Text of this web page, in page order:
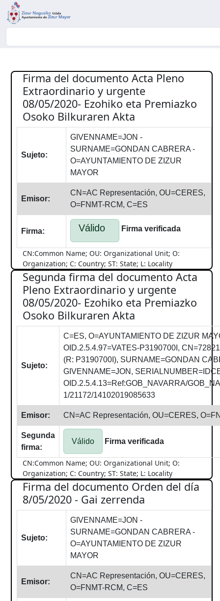
Buscador
Firma del documento Acta Pleno
Extraordinario y urgente
08/05/2020- Ezohiko eta Premiazko
Osoko Bilkuraren Akta
Sujeto:
GIVENNAME=JON -
SURNAME=GONDAN CABRERA -
O=AYUNTAMIENTO DE ZIZUR
MAYOR
Emisor:
CN=AC Representación, OU=CERES,
O=FNMT-RCM, C=ES
Firma: Válido Firma verificada
CN:Common Name; OU: Organizational Unit; O:
Organization; C: Country; ST: State; L: Locality
Segunda firma del documento Acta
Pleno Extraordinario y urgente
08/05/2020- Ezohiko eta Premiazko
Osoko Bilkuraren Akta
Sujeto:
C=ES, O=AYUNTAMIENTO DE ZIZUR
OID.2.5.4.97=VATES-P3190700I,
(R: P3190700I), SURNAME=GONDAN
GIVENNAME=JON,
OID.2.5.4.13=Ref:GOB_NAVARRA/
1/21172/14102019085633
Emisor: CN=AC Representación, OU=CERES,
Segunda
firma:
Válido Firma verificada
CN:Common Name; OU: Organizational Unit; O:
Organization; C: Country; ST: State; L: Locality
Firma del documento Orden del día
8/05/2020 - Gai zerrenda
Sujeto:
GIVENNAME=JON -
SURNAME=GONDAN CABRERA -
O=AYUNTAMIENTO DE ZIZUR
MAYOR
Emisor:
CN=AC Representación, OU=CERES,
O=FNMT-RCM, C=ES